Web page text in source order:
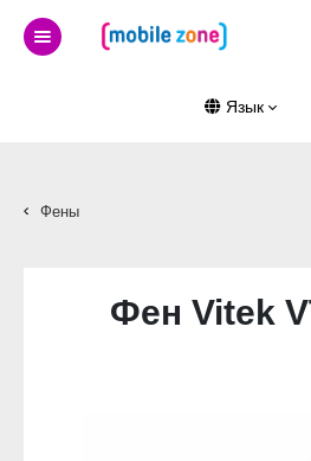
Язык
Фены
Фен Vitek